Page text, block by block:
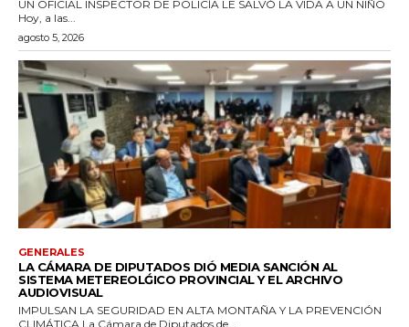
UN OFICIAL INSPECTOR DE POLICÍA LE SALVÓ LA VIDA A UN NIÑO
Hoy, a las...
agosto 5, 2026
GENERALES
LA CÁMARA DE DIPUTADOS DIÓ MEDIA SANCIÓN AL
SISTEMA METEREOLǴICO PROVINCIAL Y EL ARCHIVO
AUDIOVISUAL
IMPULSAN LA SEGURIDAD EN ALTA MONTAÑA Y LA PREVENCIÓN
CLIMÁTICA La Cámara de Diputados de...